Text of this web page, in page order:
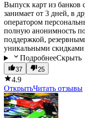
Выпуск карт из банков
занимает от 3 дней, в
оператором
полную анонимность
поддержкой,
уникальными
ПодробнееСкрыть
37 25
4.9
ОткрытьЧитать отзывы